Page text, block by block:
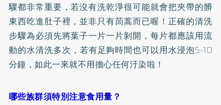
驟都非常重要，若沒有洗乾淨很可能就會把夾帶的髒
東西吃進肚子裡，並非只有茼蒿而已喔！正確的清洗
步驟為必須先將葉子一片一片剝開，每片都應該用流
動的水清洗多次，若有足夠時間也可以用水浸泡5-10
分鐘，如此一來就不用擔心任何汙染啦！
哪些族群須特別注意食用量？